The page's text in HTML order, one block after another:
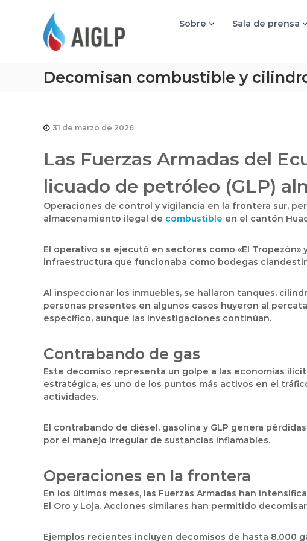
Sobre Sala de prensa
Decomisan combustible y
31 de marzo de 2026
Las Fuerzas Armadas del
licuado de petróleo (GLP)
Operaciones de control y vigilancia en la frontera sur,
almacenamiento ilegal de combustible en el cantón
El operativo se ejecutó en sectores como «El
infraestructura que funcionaba como bodegas
Al inspeccionar los inmuebles, se hallaron tanques,
personas presentes en algunos casos huyeron al
específico, aunque las investigaciones continúan.
Contrabando de gas
Este decomiso representa un golpe a las economías
estratégica, es uno de los puntos más activos en el
actividades.
El contrabando de diésel, gasolina y GLP genera
por el manejo irregular de sustancias inflamables.
Operaciones en la frontera
En los últimos meses, las Fuerzas Armadas han
El Oro y Loja. Acciones similares han permitido
Ejemplos recientes incluyen decomisos de hasta 8.000